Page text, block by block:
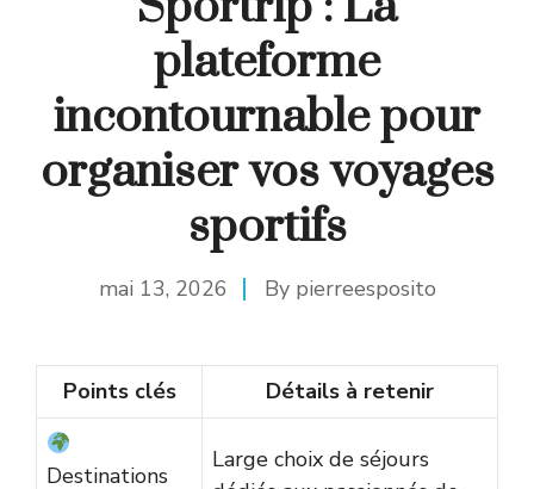
plateforme
incontournable pour
organiser vos voyages
sportifs
mai 13, 2026 By pierreesposito
Points clés Détails à retenir
Destinations
Large choix de séjours